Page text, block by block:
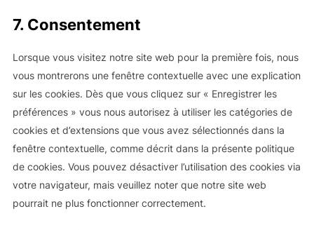
7. Consentement
Lorsque vous visitez notre site web pour la première fois, nous
vous montrerons une fenêtre contextuelle avec une explication
sur les cookies. Dès que vous cliquez sur « Enregistrer les
préférences » vous nous autorisez à utiliser les catégories de
cookies et d’extensions que vous avez sélectionnés dans la
fenêtre contextuelle, comme décrit dans la présente politique
de cookies. Vous pouvez désactiver l’utilisation des cookies via
votre navigateur, mais veuillez noter que notre site web
pourrait ne plus fonctionner correctement.